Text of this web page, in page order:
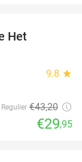
Het
9.8 star
Regulier €43,20
€29,95